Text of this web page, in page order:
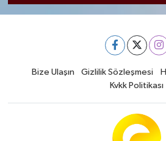
Bize Ulaşın Gizlilik Sözleşmesi
Kvkk Politikası